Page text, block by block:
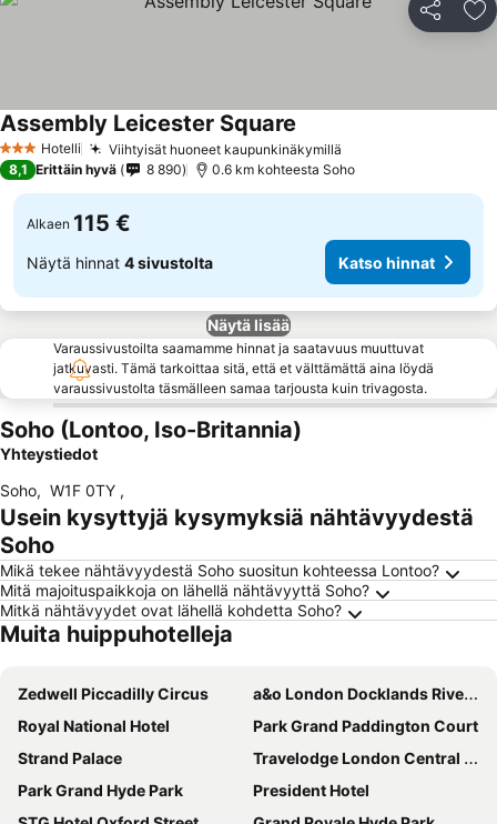
Jaa
3 Tähtiluokitus
Hotelli Viihtyisät huoneet kaupunkinäkymillä
Assembly Leicester Square
8,1 Erittäin hyvä 8 890 0.6 km kohteesta Soho
Alkaen 115 €
Näytä hinnat 4 sivustolta Katso hinnat
Näytä lisää
Varaussivustoilta saamamme hinnat ja saatavuus muuttuvat
jatkuvasti. Tämä tarkoittaa sitä, että et välttämättä aina löydä
varaussivustolta täsmälleen samaa tarjousta kuin trivagosta.
Soho (Lontoo, Iso-Britannia)
Yhteystiedot
Soho, W1F 0TY ,
Usein kysyttyjä kysymyksiä nähtävyydestä
Soho
Mikä tekee nähtävyydestä Soho suositun kohteessa Lontoo?
Mitä majoituspaikkoja on lähellä nähtävyyttä Soho?
Mitkä nähtävyydet ovat lähellä kohdetta Soho?
Muita huippuhotelleja
Zedwell Piccadilly Circus
a&o London Docklands Riverside
Royal National Hotel
Park Grand Paddington Court
Strand Palace
Travelodge London Central City Road
Park Grand Hyde Park
President Hotel